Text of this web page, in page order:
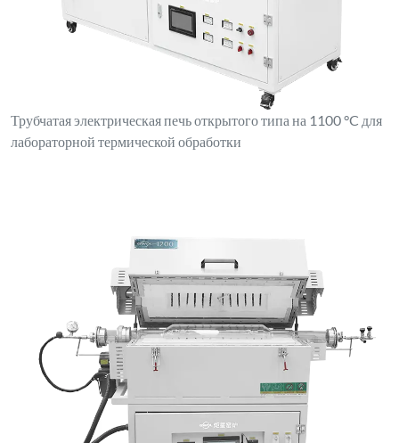
Трубчатая электрическая печь открытого типа на 1100 °C для
лабораторной термической обработки